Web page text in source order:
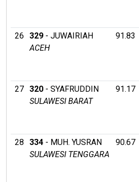
26
329 - JUWAIRIAH
ACEH
91.83
27
320 - SYAFRUDDIN
SULAWESI BARAT
91.17
28
334 - MUH. YUSRAN
SULAWESI TENGGARA
90.67